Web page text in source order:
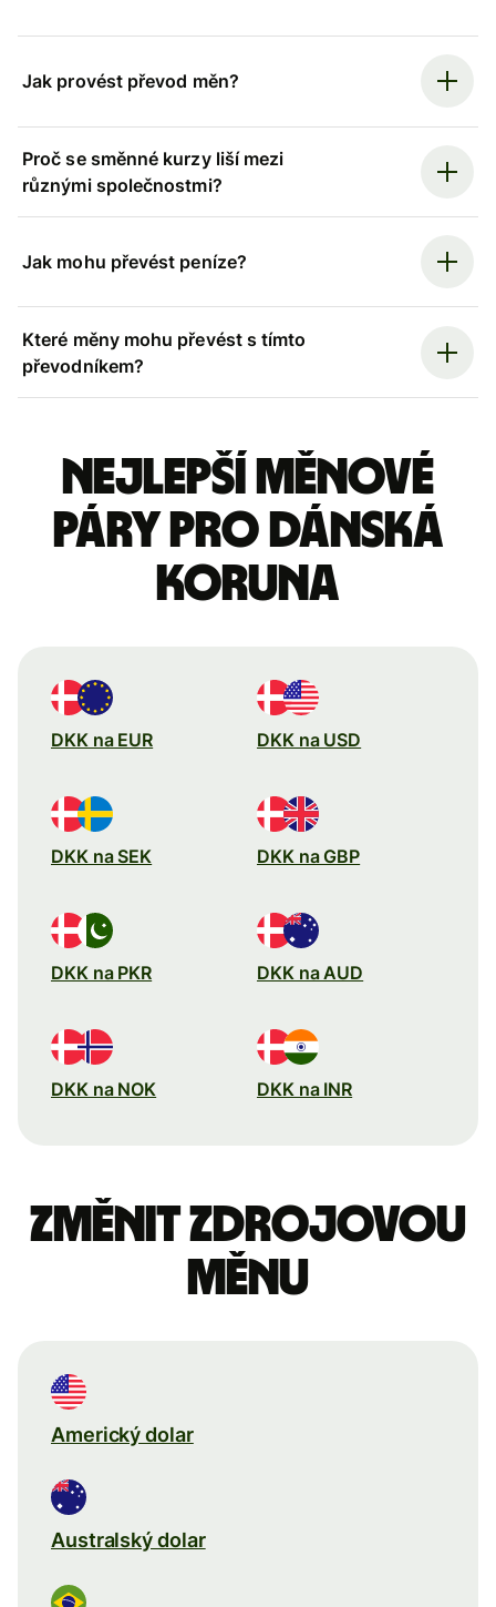
Jak provést převod měn?
Proč se směnné kurzy liší mezi
různými společnostmi?
Jak mohu převést peníze?
Které měny mohu převést s tímto
převodníkem?
Nejlepší měnové
páry pro dánská
koruna
DKK na EUR DKK na USD
DKK na SEK DKK na GBP
DKK na PKR DKK na AUD
DKK na NOK DKK na INR
Změnit zdrojovou
měnu
Americký dolar
Australský dolar